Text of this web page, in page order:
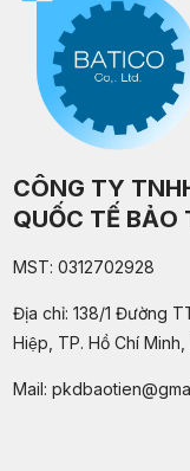
CÔNG TY
QUỐC TẾ BẢO
MST: 0312702928
Địa chỉ: 138/1 Đường
Hiệp, TP. Hồ Chí Minh,
Mail: